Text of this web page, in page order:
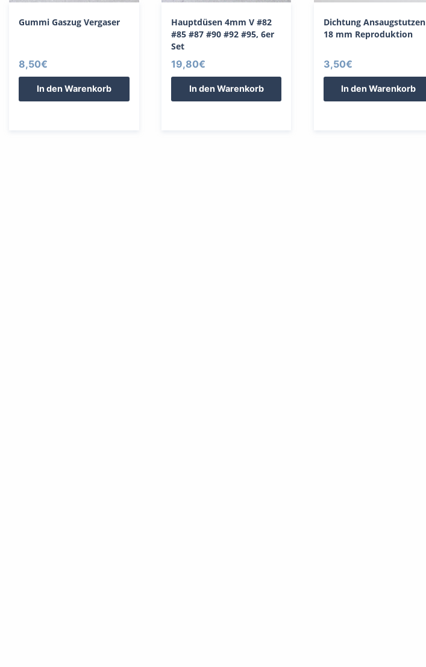
Gummi Gaszug Vergaser
8,50€
In den Warenkorb
Hauptdüsen 4mm V #82
#85 #87 #90 #92 #95, 6er
Set
19,80€
In den Warenkorb
Dichtung Ansaugstutzen
18 mm Reproduktion
3,50€
In den Warenkorb